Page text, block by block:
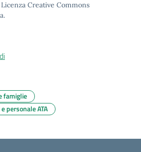
Creative Commons
famiglie
personale ATA